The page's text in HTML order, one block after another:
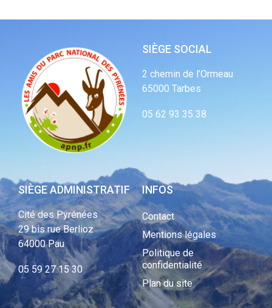
SIÈGE SOCIAL
2 chemin de l’Ormeau
65000 Tarbes
05 62 93 35 38
SIÈGE ADMINISTRATIF
Cité des Pyrénées
29 bis rue Berlioz
64000 Pau
05 59 27 15 30
INFOS
Contact
Mentions légales
Politique de
confidentialité
Plan du site